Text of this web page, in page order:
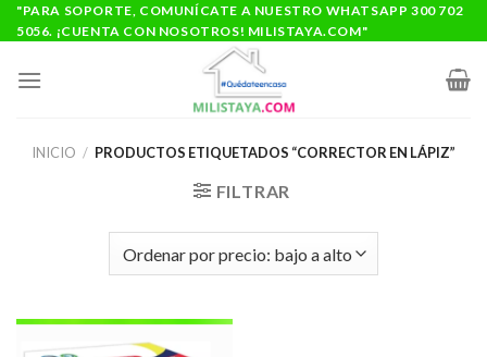
Saltar
al
"PARA SOPORTE, COMUNÍCATE A NUESTRO WHATSAPP 300 702
5056. ¡CUENTA CON NOSOTROS! MILISTAYA.COM"
INICIO / PRODUCTOS ETIQUETADOS “CORRECTOR EN LÁPIZ”
FILTRAR